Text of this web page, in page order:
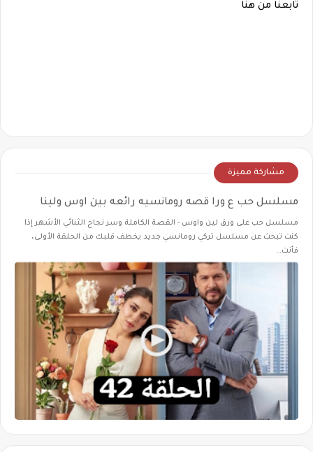
تابعنا من هنا
مشاركة مميزة
مسلسل حب ع ورا قصه رومانسيه رائعه بين اوس ولينا
مسلسل حب على ورق لين واوس - القصة الكاملة وسر نجاح الثنائي الأشهر إذا
كنت تبحث عن مسلسل تركي رومانسي جديد يخطف قلبك من الحلقة الأولى،
فأنت…